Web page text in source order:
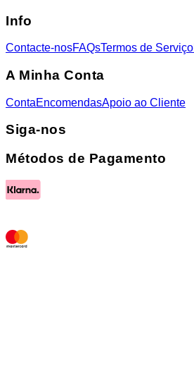
Info
Contacte-nosFAQsTermos de Serviço
A Minha Conta
ContaEncomendasApoio ao Cliente
Siga-nos
Métodos de Pagamento